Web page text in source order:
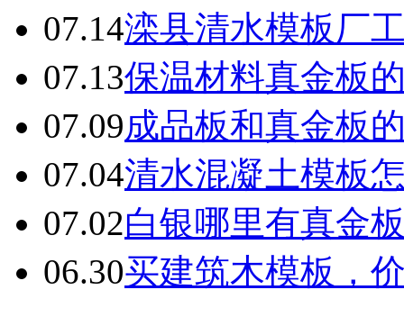
07.14滦县清水模板厂
07.13保温材料真金板
07.09成品板和真金板
07.04清水混凝土模板
07.02白银哪里有真金
06.30买建筑木模板，